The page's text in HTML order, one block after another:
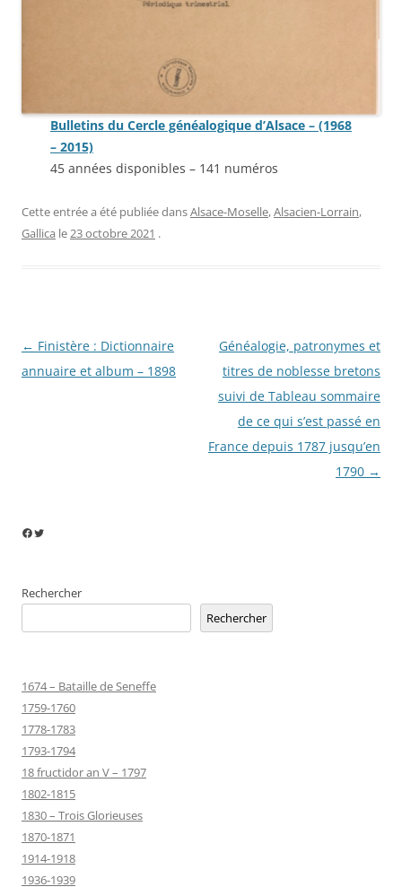
Bulletins du Cercle généalogique d’Alsace – (1968
– 2015)
45 années disponibles – 141 numéros
Cette entrée a été publiée dansAlsace-Moselle,Alsacien-Lorrain,
Gallica le23 octobre 2021 .
Navigation
des
← Finistère : Dictionnaire
annuaire et album – 1898
Généalogie, patronymes et
titres de noblesse bretons
suivi de Tableau sommaire
de ce qui s’est passé en
France depuis 1787 jusqu’en
1790 →
Facebook
Twitter
Rechercher
Rechercher
1674 – Bataille de Seneffe
1759-1760
1778-1783
1793-1794
18 fructidor an V – 1797
1802-1815
1830 – Trois Glorieuses
1870-1871
1914-1918
1936-1939